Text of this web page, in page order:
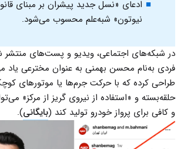
ادعای «نسل جدید پیشران بر مبنای
نیوتون» شبه‌علم محسوب می‌شود.
در شبکه‌های اجتماعی، ویدیو و پست‌های منتشر
فردی به‌نام محسن بهمنی به عنوان مخترعی یاد
طراحی کرده که با حرکت جرم‌ها یا موتورهای
حلقه‌بسته و «استفاده از نیروی گریز از مرکز»
و کافی برای پرواز خودرو تولید کند (بایگانی).